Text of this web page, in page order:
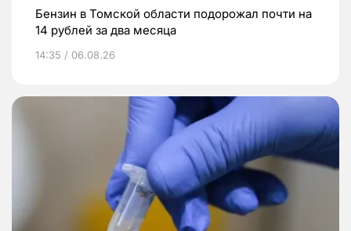
Бензин в Томской области подорожал почти на
14 рублей за два месяца
14:35 / 06.08.26